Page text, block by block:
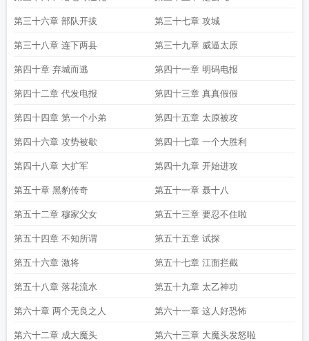
第三十六章 部队开拔 第三十七章 攻城
第三十八章 连下两县 第三十九章 威逼太原
第四十章 弃城而逃 第四十一章 明码电报
第四十二章 代发电报 第四十三章 真真假假
第四十四章 第一个小弟 第四十五章 太原被攻
第四十六章 攻势被歇 第四十七章 一个大胜利
第四十八章 大扩军 第四十九章 开始进攻
第五十章 黑豹传奇 第五十一章 聂十八
第五十二章 穆家父女 第五十三章 要忍不住啦
第五十四章 不知所谓 第五十五章 试探
第五十六章 激将 第五十七章 江面拦截
第五十八章 落花流水 第五十九章 太乙神功
第六十章 两个无良之人 第六十一章 这人好恐怖
第六十二章 成大魔头 第六十三章 大魔头发怒啦